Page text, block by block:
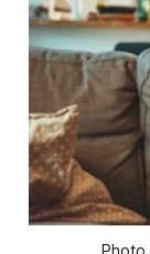
Photo